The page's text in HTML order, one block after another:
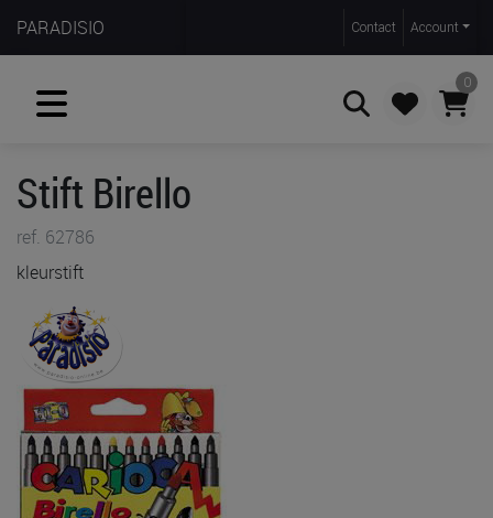
PARADISIO Contact Account
0
Stift Birello
ref. 62786
kleurstift